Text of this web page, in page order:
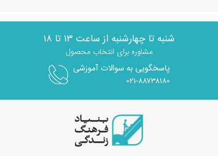
شنبه تا چهارشنبه از ساعت ۱۳ تا ۱۸
مشاوره برای انتخاب محصول
پاسخگویی به سوالات آموزشی
۰۲۱-۸۸۷۳۸۱۸۰